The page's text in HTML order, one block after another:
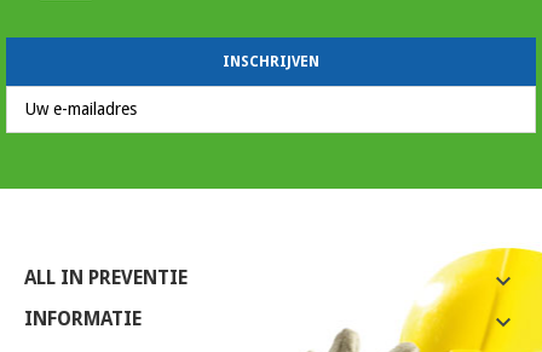
ALL IN PREVENTIE 
INFORMATIE 